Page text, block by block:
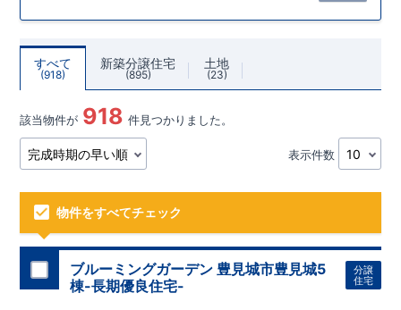
すべて
918
新築分譲住宅
895
土地
23
該当物件が 918 件見つかりました。
表示件数
物件をすべてチェック
ブルーミングガーデン 豊見城市豊見城5
棟-長期優良住宅-
分譲
住宅